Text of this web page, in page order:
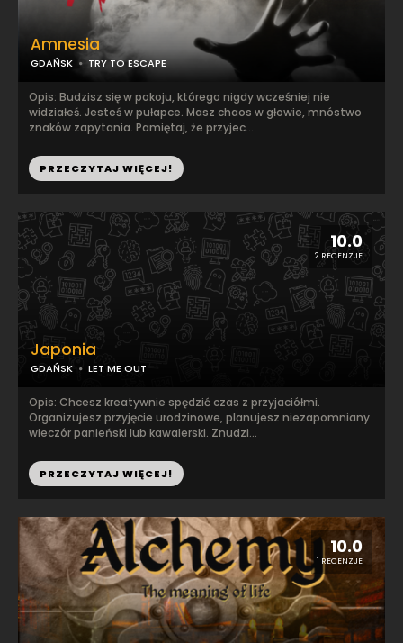
Amnesia
GDAŃSK TRY TO ESCAPE
Opis: Budzisz się w pokoju, którego nigdy wcześniej nie
widziałeś. Jesteś w pułapce. Masz chaos w głowie, mnóstwo
znaków zapytania. Pamiętaj, że przyjec...
PRZECZYTAJ WIĘCEJ!
10.0
1 RECENZJE
10.0
2 RECENZJE
Japonia
GDAŃSK LET ME OUT
Opis: Chcesz kreatywnie spędzić czas z przyjaciółmi.
Organizujesz przyjęcie urodzinowe, planujesz niezapomniany
wieczór panieński lub kawalerski. Znudzi...
PRZECZYTAJ WIĘCEJ!